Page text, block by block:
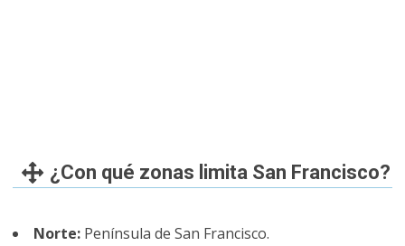
¿Con qué zonas limita San Francisco?
Norte: Península de San Francisco.